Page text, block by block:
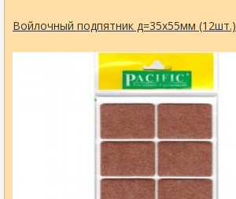
Войлочный подпятник д=35х55мм (12шт.)